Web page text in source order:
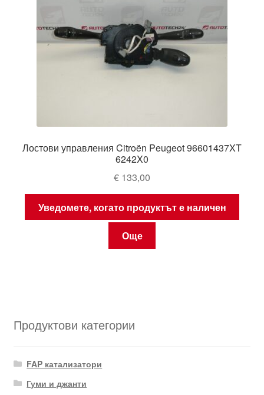
Лостови управления Citroën Peugeot 96601437XT
6242X0
€ 133,00
Уведомете, когато продуктът е наличен
Още
Продуктови категории
FAP катализатори
Гуми и джанти